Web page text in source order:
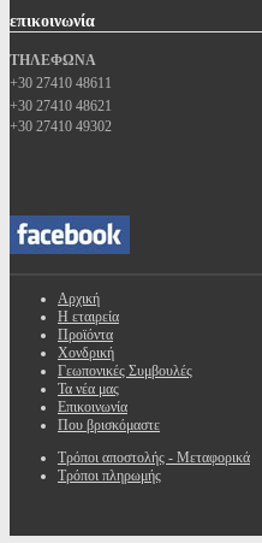
επικοινωνία
ΤΗΛΕΦΩΝΑ
+30 27410 48611
+30 27410 48621
+30 27410 49302
Αρχική
Η εταιρεία
Προϊόντα
Χονδρική
Γεωπονικές Συμβουλές
Τα νέα μας
Επικοινωνία
Που βρισκόμαστε
Τρόποι αποστολής - Μεταφορικά
Τρόποι πληρωμής